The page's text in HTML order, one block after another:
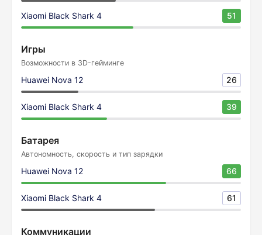
Xiaomi Black Shark 4 51
Игры
Возможности в 3D-гейминге
Huawei Nova 12 26
Xiaomi Black Shark 4 39
Батарея
Автономность, скорость и тип зарядки
Huawei Nova 12 66
Xiaomi Black Shark 4 61
Коммуникации